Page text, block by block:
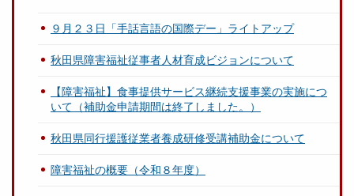
９月２３日「手話言語の国際デー」ライトアップ
秋田県障害福祉従事者人材育成ビジョンについて
【障害福祉】食事提供サービス継続支援事業の実施につ
いて（補助金申請期間は終了しました。）
秋田県同行援護従業者養成研修受講補助金について
障害福祉の概要（令和８年度）